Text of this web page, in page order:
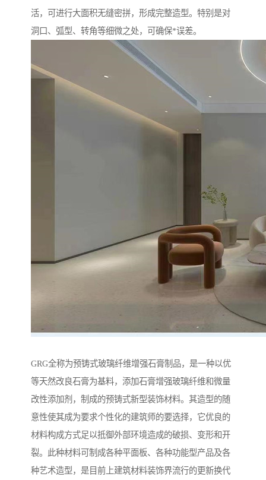
活，可进行大面积无缝密拼，形成完整造型。特别是对
洞口、弧型、转角等细微之处，可确保*误差。
GRG全称为预铸式玻璃纤维增强石膏制品，是一种以优
等天然改良石膏为基料，添加石膏增强玻璃纤维和微量
改性添加剂，制成的预铸式新型装饰材料。其造型的随
意性使其成为要求个性化的建筑师的要选择，它优良的
材料构成方式足以抵御外部环境造成的破损、变形和开
裂。此种材料可制成各种平面板、各种功能型产品及各
种艺术造型，是目前上建筑材料装饰界流行的更新换代